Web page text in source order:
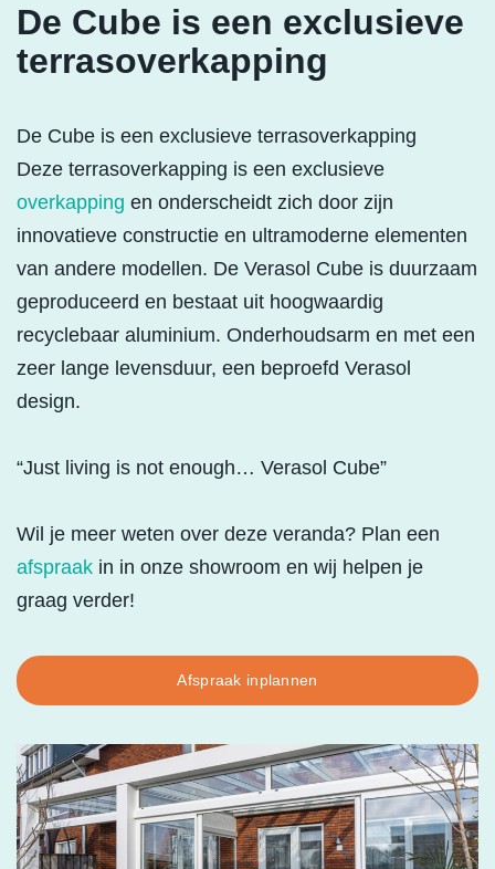
De Cube is een exclusieve
terrasoverkapping
De Cube is een exclusieve terrasoverkapping
Deze terrasoverkapping is een exclusieve
overkapping en onderscheidt zich door zijn
innovatieve constructie en ultramoderne elementen
van andere modellen. De Verasol Cube is duurzaam
geproduceerd en bestaat uit hoogwaardig
recyclebaar aluminium. Onderhoudsarm en met een
zeer lange levensduur, een beproefd Verasol
design.
“Just living is not enough… Verasol Cube”
Wil je meer weten over deze veranda? Plan een
afspraak in in onze showroom en wij helpen je
graag verder!
Afspraak inplannen